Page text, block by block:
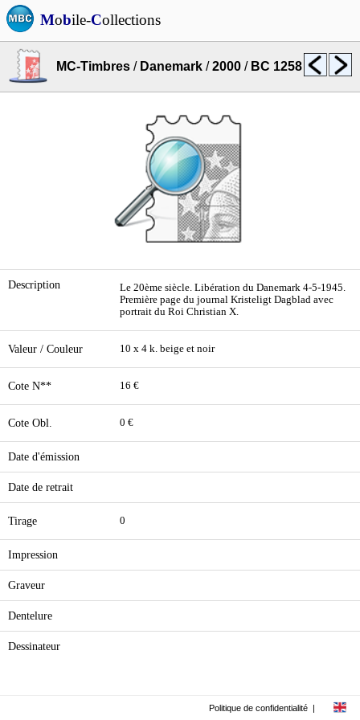
Mobile-Collections
MC-Timbres / Danemark /2000 / BC 1258
Description
Le 20ème siècle. Libération du Danemark 4-5-1945.
Première page du journal Kristeligt Dagblad avec
portrait du Roi Christian X.
Valeur / Couleur 10 x 4 k. beige et noir
Cote N** 16 €
Cote Obl. 0 €
Date d'émission
Date de retrait
Tirage 0
Impression
Graveur
Dentelure
Dessinateur
Politique de confidentialité |